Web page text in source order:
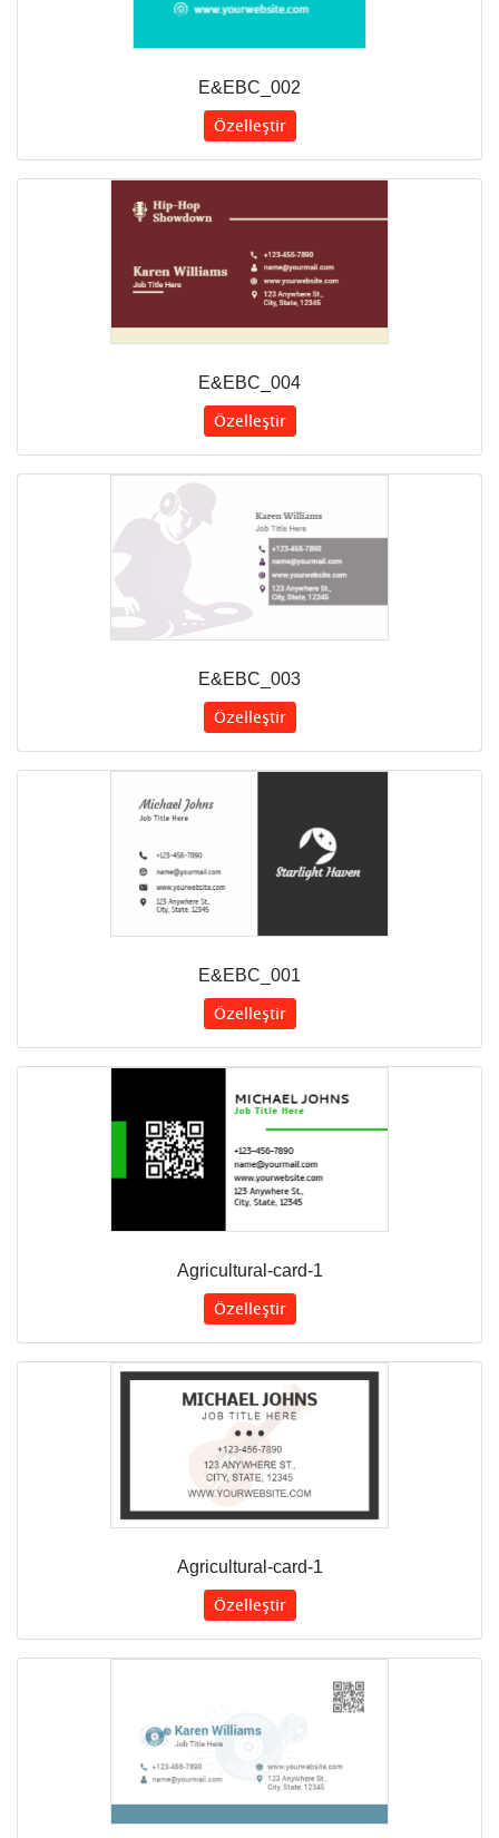
E&EBC_002
Özelleştir
E&EBC_004
Özelleştir
E&EBC_003
Özelleştir
E&EBC_001
Özelleştir
Agricultural-card-1
Özelleştir
Agricultural-card-1
Özelleştir